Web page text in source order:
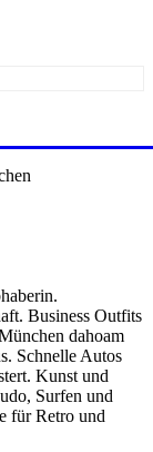
Business Outfits
dahoam
Schnelle Autos
Kunst und
Surfen und
für Retro und